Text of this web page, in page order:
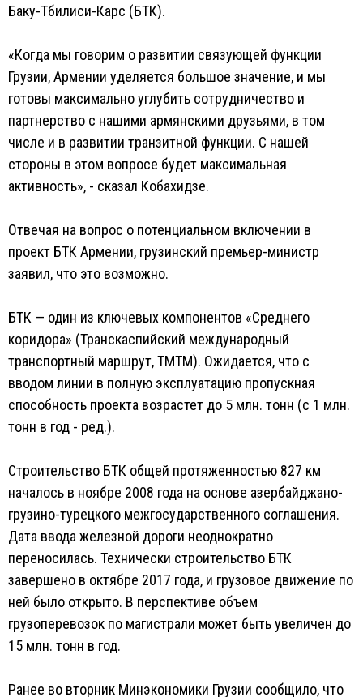
Баку-Тбилиси-Карс (БТК).
«Когда мы говорим о развитии связующей функции
Грузии, Армении уделяется большое значение, и мы
готовы максимально углубить сотрудничество и
партнерство с нашими армянскими друзьями, в том
числе и в развитии транзитной функции. С нашей
стороны в этом вопросе будет максимальная
активность», - сказал Кобахидзе.
Отвечая на вопрос о потенциальном включении в
проект БТК Армении, грузинский премьер-министр
заявил, что это возможно.
БТК — один из ключевых компонентов «Среднего
коридора» (Транскаспийский международный
транспортный маршрут, ТМТМ). Ожидается, что с
вводом линии в полную эксплуатацию пропускная
способность проекта возрастет до 5 млн. тонн (с 1 млн.
тонн в год - ред.).
Строительство БТК общей протяженностью 827 км
началось в ноябре 2008 года на основе азербайджано-
грузино-турецкого межгосударственного соглашения.
Дата ввода железной дороги неоднократно
переносилась. Технически строительство БТК
завершено в октябре 2017 года, и грузовое движение по
ней было открыто. В перспективе объем
грузоперевозок по магистрали может быть увеличен до
15 млн. тонн в год.
Ранее во вторник Минэкономики Грузии сообщило, что